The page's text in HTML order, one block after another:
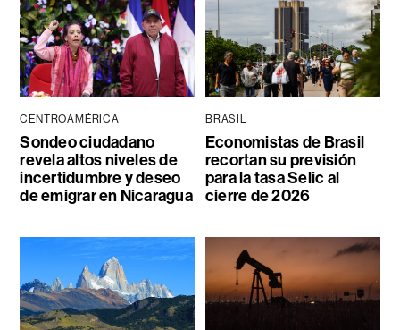
CENTROAMÉRICA
Sondeo ciudadano
revela altos niveles de
incertidumbre y deseo
de emigrar en Nicaragua
BRASIL
Economistas de Brasil
recortan su previsión
para la tasa Selic al
cierre de 2026